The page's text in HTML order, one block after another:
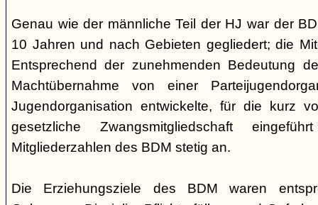
Genau wie der männliche Teil der HJ war der
10 Jahren und nach Gebieten gegliedert; die
Entsprechend der zunehmenden Bedeutung
Machtübernahme von einer
Jugendorganisation entwickelte, für die kurz
gesetzliche Zwangsmitgliedschaft
Mitgliederzahlen des BDM stetig an.
Die Erziehungsziele des BDM waren